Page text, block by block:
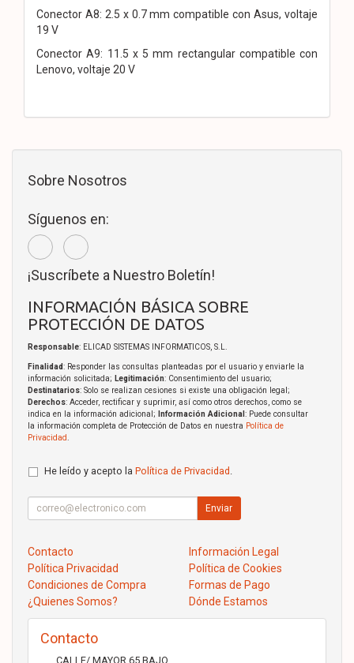
Conector A8: 2.5 x 0.7 mm compatible con Asus, voltaje
19 V
Conector A9: 11.5 x 5 mm rectangular compatible con
Lenovo, voltaje 20 V
Sobre Nosotros
Síguenos en:
¡Suscríbete a Nuestro Boletín!
INFORMACIÓN BÁSICA SOBRE
PROTECCIÓN DE DATOS
Responsable: ELICAD SISTEMAS INFORMATICOS, S.L.
Finalidad: Responder las consultas planteadas por el usuario y enviarle la
información solicitada; Legitimación: Consentimiento del usuario;
Destinatarios: Solo se realizan cesiones si existe una obligación legal;
Derechos: Acceder, rectificar y suprimir, así como otros derechos, como se
indica en la información adicional;
Información Adicional : Puede consultar
la información completa de Protección de Datos en nuestra Política de
Privacidad
He leído y acepto la Política de Privacidad
Enviar
Contacto
Información Legal
Política Privacidad
Política de Cookies
Condiciones de Compra
Formas de Pago
¿Quienes Somos?
Dónde Estamos
Contacto
CALLE/ MAYOR 65 BAJO